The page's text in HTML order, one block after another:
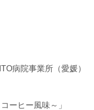
病院事業所（愛媛）
ーヒー風味～」